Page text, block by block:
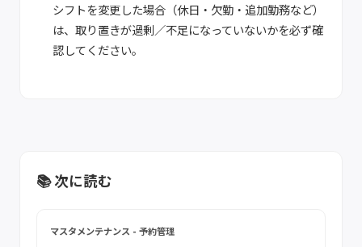
シフトを変更した場合（休日・欠勤・追加勤務など）
は、取り置きが過剰／不足になっていないかを必ず確
認してください。
📚 次に読む
マスタメンテナンス - 予約管理